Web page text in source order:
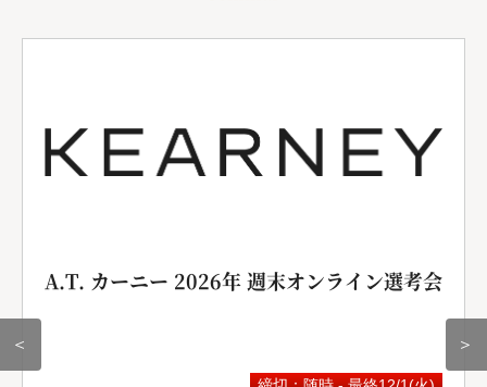
＜
A.T. カーニー 2026年 週末オンライン選考会
＞